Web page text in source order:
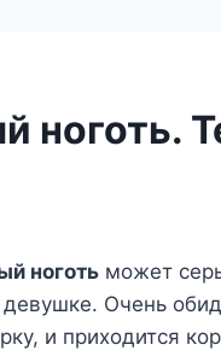
ноготь.
ноготь может
Очень
и приходится